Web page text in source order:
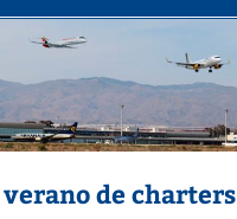
de charters